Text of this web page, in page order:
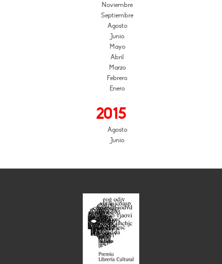
Noviembre
Septiembre
Agosto
Junio
Mayo
Abril
Marzo
Febrero
Enero
2015
Agosto
Junio